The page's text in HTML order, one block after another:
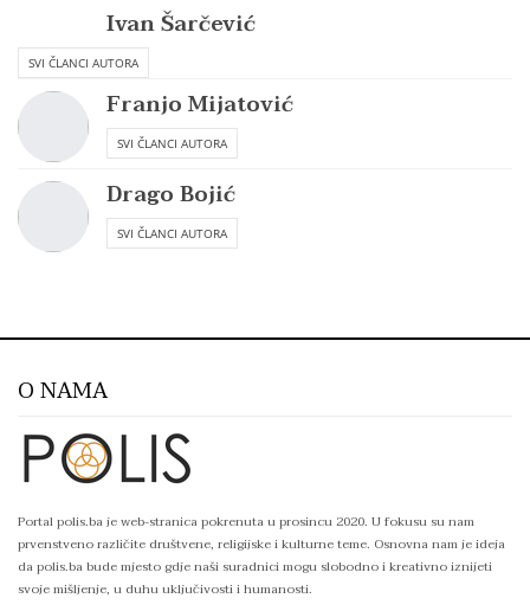
Ivan Šarčević
SVI ČLANCI AUTORA
Franjo Mijatović
SVI ČLANCI AUTORA
Drago Bojić
SVI ČLANCI AUTORA
O NAMA
Portal polis.ba je web-stranica pokrenuta u prosincu 2020. U fokusu su nam
prvenstveno različite društvene, religijske i kulturne teme. Osnovna nam je ideja
da polis.ba bude mjesto gdje naši suradnici mogu slobodno i kreativno iznijeti
svoje mišljenje, u duhu uključivosti i humanosti.